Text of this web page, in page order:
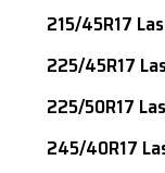
215/45R17
225/45R17
225/50R17
245/40R17